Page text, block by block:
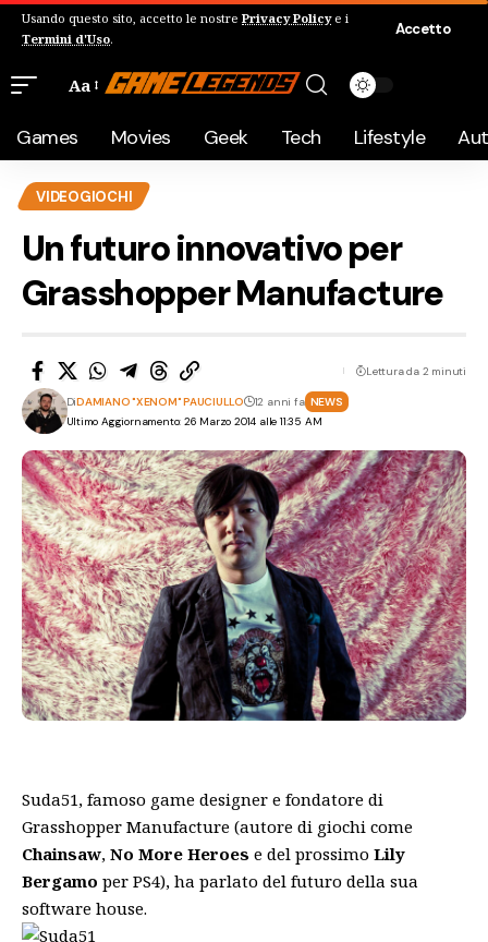
Usando questo sito, accetto le nostre Privacy Policye i
Termini d'Uso.
Accetto
Aa
Games Movies Geek Tech Lifestyle
VIDEOGIOCHI
Un futuro innovativo per
Grasshopper Manufacture
Ultimo Aggiornamento: 26 Marzo 2014 alle 11:35 AM
DiDAMIANO "XENOM" PAUCIULLO 12 anni fa NEWS
Lettura da 2 minuti
Suda51, famoso game designer e fondatore di
Grasshopper Manufacture (autore di giochi come
Chainsaw, No More Heroes e del prossimo Lily
Bergamo per PS4), ha parlato del futuro della sua
software house.